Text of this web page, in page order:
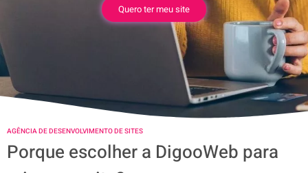
Quero ter meu site
AGÊNCIA DE DESENVOLVIMENTO DE SITES
Porque escolher a DigooWeb para